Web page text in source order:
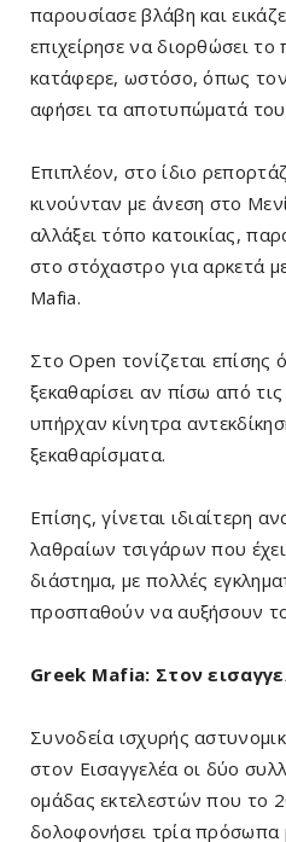
παρουσίασε βλάβη και
επιχείρησε να διορθώσει
κατάφερε, ωστόσο, όπως
αφήσει τα αποτυπώματά
Επιπλέον, στο ίδιο
κινούνταν με άνεση στο
αλλάξει τόπο κατοικίας,
στο στόχαστρο για αρκετά
Mafia.
Στο Open τονίζεται επίσης
ξεκαθαρίσει αν πίσω από
υπήρχαν κίνητρα
ξεκαθαρίσματα.
Επίσης, γίνεται ιδιαίτερη
λαθραίων τσιγάρων που
διάστημα, με πολλές
προσπαθούν να αυξήσουν το
Greek Mafia: Στον
Συνοδεία ισχυρής
στον Εισαγγελέα οι δύο
ομάδας εκτελεστών που το
δολοφονήσει τρία πρόσωπα